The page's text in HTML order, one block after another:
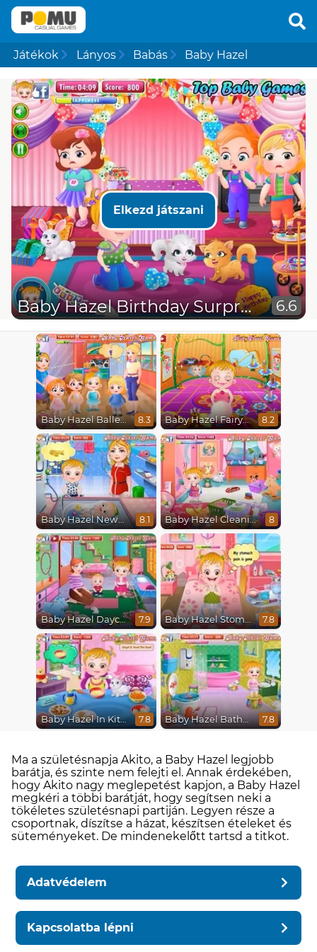
Játékok Lányos Babás Baby Hazel
Elkezd játszani
Baby Hazel Birthday Surprise 6.6
Baby Hazel Ballerina Dance 8.3 Baby Hazel Fairyland Ballet 8.2
Baby Hazel Newborn Vaccination 8.1 Baby Hazel Cleaning 8
Baby Hazel Daycare 7.9 Baby Hazel Stomach Care 7.8
Baby Hazel In Kitchen 7.8 Baby Hazel Bathroom Hygiene 7.8
Ma a születésnapja Akito, a Baby Hazel legjobb
barátja, és szinte nem felejti el. Annak érdekében,
hogy Akito nagy meglepetést kapjon, a Baby Hazel
megkéri a többi barátját, hogy segítsen neki a
tökéletes születésnapi partiján. Legyen része a
csoportnak, díszítse a házat, készítsen ételeket és
süteményeket. De mindenekelőtt tartsd a titkot.
Adatvédelem
Kapcsolatba lépni